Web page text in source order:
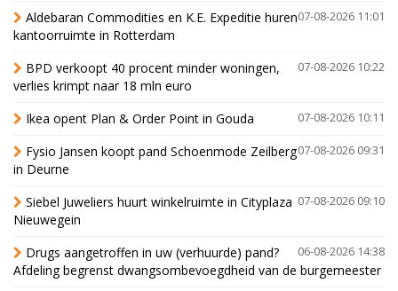
07-08-2026 11:01
Aldebaran Commodities en K.E. Expeditie huren
kantoorruimte in Rotterdam
07-08-2026 10:22
BPD verkoopt 40 procent minder woningen,
verlies krimpt naar 18 mln euro
07-08-2026 10:11
Ikea opent Plan & Order Point in Gouda
07-08-2026 09:31
Fysio Jansen koopt pand Schoenmode Zeilberg
in Deurne
07-08-2026 09:10
Siebel Juweliers huurt winkelruimte in Cityplaza
Nieuwegein
06-08-2026 14:38
Drugs aangetroffen in uw (verhuurde) pand?
Afdeling begrenst dwangsombevoegdheid van de burgemeester